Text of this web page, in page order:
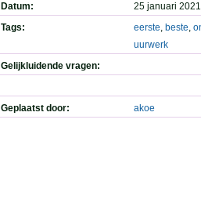
Datum:
25 januari
Tags:
eerste, beste,
uurwerk
Gelijkluidende vragen:
Geplaatst door: akoe